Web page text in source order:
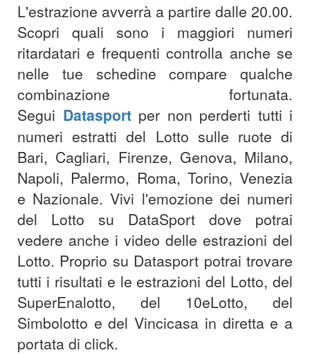
L'estrazione avverrà a partire dalle 20.00.
Scopri quali sono i maggiori numeri
ritardatari e frequenti controlla anche se
nelle tue schedine compare qualche
combinazione fortunata.
Segui Datasport per non perderti tutti i
numeri estratti del Lotto sulle ruote di
Bari, Cagliari, Firenze, Genova, Milano,
Napoli, Palermo, Roma, Torino, Venezia
e Nazionale. Vivi l'emozione dei numeri
del Lotto su DataSport dove potrai
vedere anche i video delle estrazioni del
Lotto. Proprio su Datasport potrai trovare
tutti i risultati e le estrazioni del Lotto, del
SuperEnalotto, del 10eLotto, del
Simbolotto e del Vincicasa in diretta e a
portata di click.